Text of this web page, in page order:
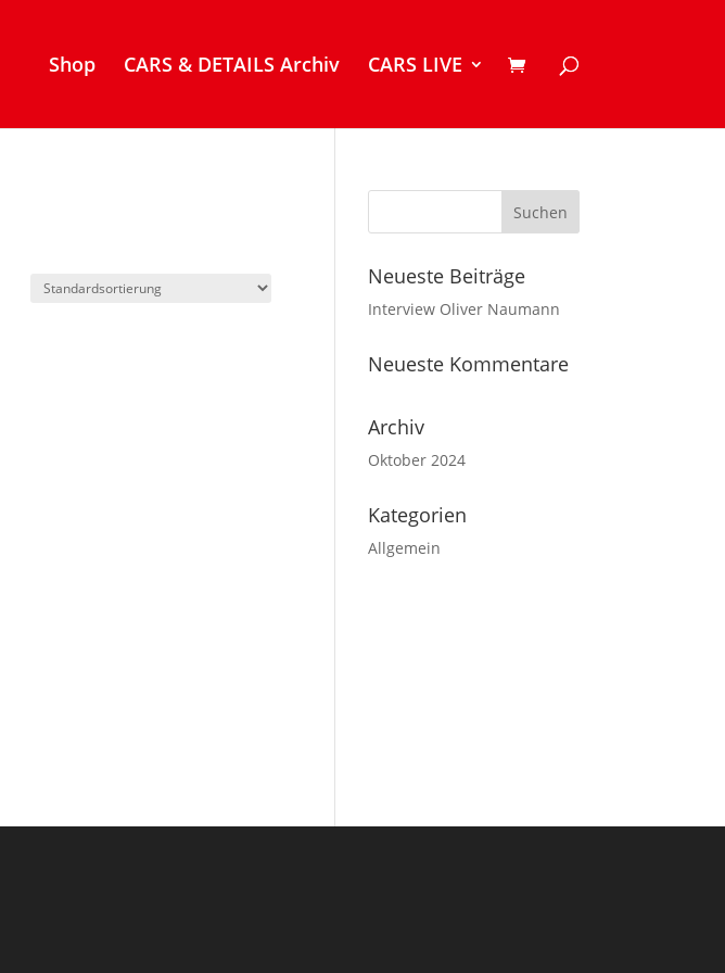
Shop CARS & DETAILS Archiv CARS LIVE
Neueste Beiträge
Interview Oliver Naumann
Neueste Kommentare
Archiv
Oktober 2024
Kategorien
Allgemein